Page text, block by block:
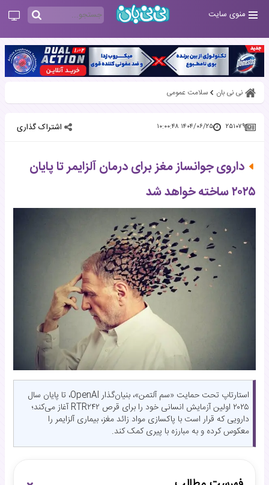
منوی سایت
نی نی بان سلامت عمومی
۲۵۱۰۷۹ ۱۴۰۴/۰۶/۲۵ ۱۰:۰۰:۴۸ اشتراک گذاری
داروی جوانساز مغز برای درمان آلزایمر تا پایان
۲۰۲۵ ساخته خواهد شد
استارتاپ تحت حمایت «سم آلتمن»، بنیان‌گذار OpenAI، تا پایان سال
۲۰۲۵ اولین آزمایش انسانی خود را برای قرص RTR۲۴۲ آغاز می‌کند؛
دارویی که قرار است با پاکسازی مواد زائد مغز، بیماری آلزایمر را
معکوس کرده و به مبارزه با پیری کمک کند.